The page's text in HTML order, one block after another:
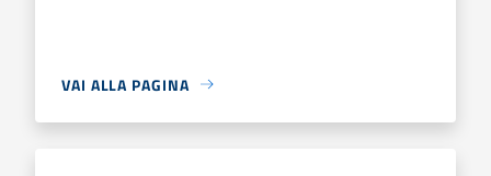
VAI ALLA PAGINA